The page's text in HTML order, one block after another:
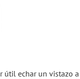
útil echar un vistazo a